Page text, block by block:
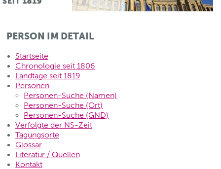
PERSON IM DETAIL
Startseite
Chronologie seit 1806
Landtage seit 1819
Personen
Personen-Suche (Namen)
Personen-Suche (Ort)
Personen-Suche (GND)
Verfolgte der NS-Zeit
Tagungsorte
Glossar
Literatur / Quellen
Kontakt